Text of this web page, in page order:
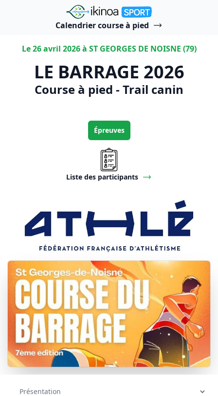
"Ikinoa Sport"
Calendrier course à pied
Le 26 avril 2026 à ST GEORGES DE NOISNE (79)
LE BARRAGE 2026
Course à pied - Trail canin
Épreuves
Liste des participants